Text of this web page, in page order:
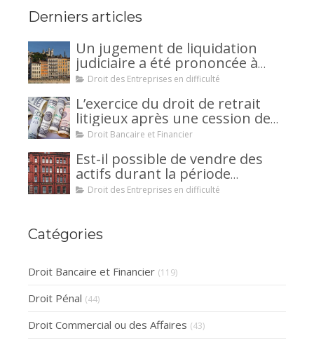
Derniers articles
Un jugement de liquidation
judiciaire a été prononcée à
votre encontre : comment
Droit des Entreprises en difficulté
L’exercice du droit de retrait
litigieux après une cession de
créance : un mécanisme
la caution.
Droit Bancaire et Financier
Est-il possible de vendre des
actifs durant la période
d’observation d’un
Droit des Entreprises en difficulté
Catégories
Droit Bancaire et Financier (119)
Droit Pénal (44)
Droit Commercial ou des Affaires (43)